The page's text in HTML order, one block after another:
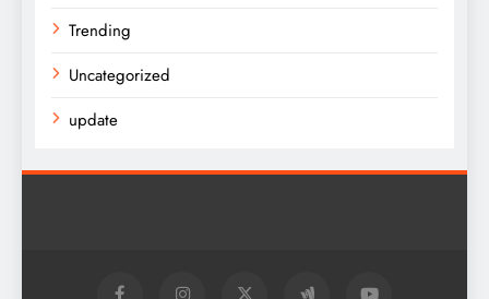
Trending
Uncategorized
update